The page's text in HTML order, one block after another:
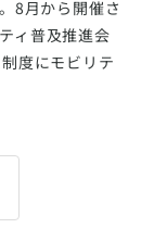
8月から開催さ
ィ普及推進会
度にモビリテ